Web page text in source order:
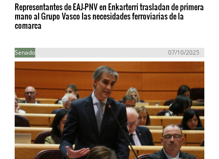
Representantes de EAJ-PNV en Enkarterri trasladan de primera
mano al Grupo Vasco las necesidades ferroviarias de la
comarca
Senado 07/10/2025